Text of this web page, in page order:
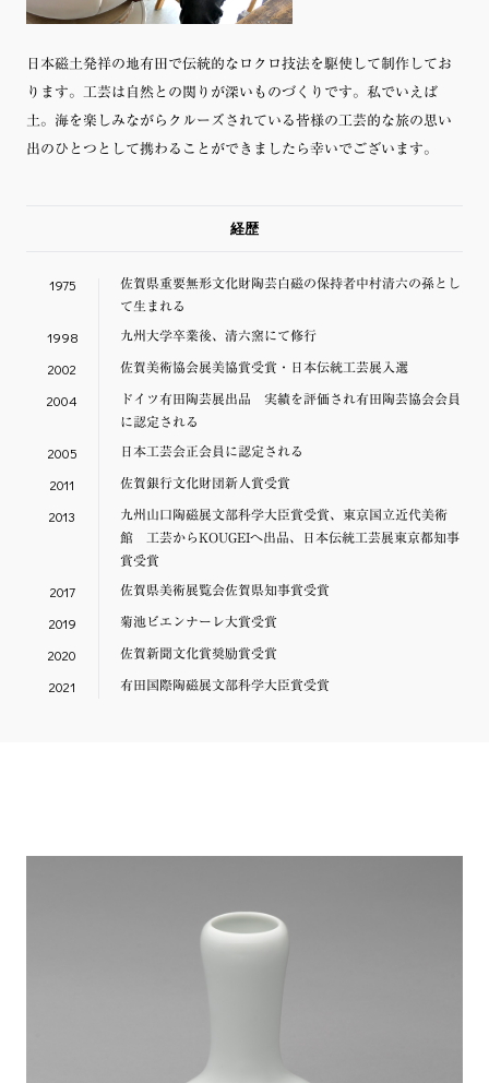
日本磁土発祥の地有田で伝統的なロクロ技法を駆使して制作してお
ります。工芸は自然との関りが深いものづくりです。私でいえば
土。海を楽しみながらクルーズされている皆様の工芸的な旅の思い
出のひとつとして携わることができましたら幸いでございます。
経歴
1975
佐賀県重要無形文化財陶芸白磁の保持者中村清六の孫とし
て生まれる
1998 九州大学卒業後、清六窯にて修行
2002 佐賀美術協会展美協賞受賞・日本伝統工芸展入選
2004
ドイツ有田陶芸展出品 実績を評価され有田陶芸協会会員
に認定される
2005 日本工芸会正会員に認定される
2011 佐賀銀行文化財団新人賞受賞
2013
九州山口陶磁展文部科学大臣賞受賞、東京国立近代美術
館 工芸からKOUGEIへ出品、日本伝統工芸展東京都知事
賞受賞
2017 佐賀県美術展覧会佐賀県知事賞受賞
2019 菊池ビエンナーレ大賞受賞
2020 佐賀新聞文化賞奨励賞受賞
2021 有田国際陶磁展文部科学大臣賞受賞